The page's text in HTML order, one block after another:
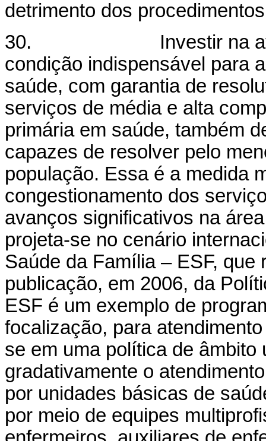
detrimento dos
30. Investir na
condição indispensável para
saúde, com garantia de
serviços de média e alta
primária em saúde, também
capazes de resolver pelo
população. Essa é a medida
congestionamento dos
avanços significativos na
projeta-se no cenário
Saúde da Família – ESF,
publicação, em 2006, da
ESF é um exemplo de
focalização, para
se em uma política de
gradativamente o
por unidades básicas de
por meio de equipes